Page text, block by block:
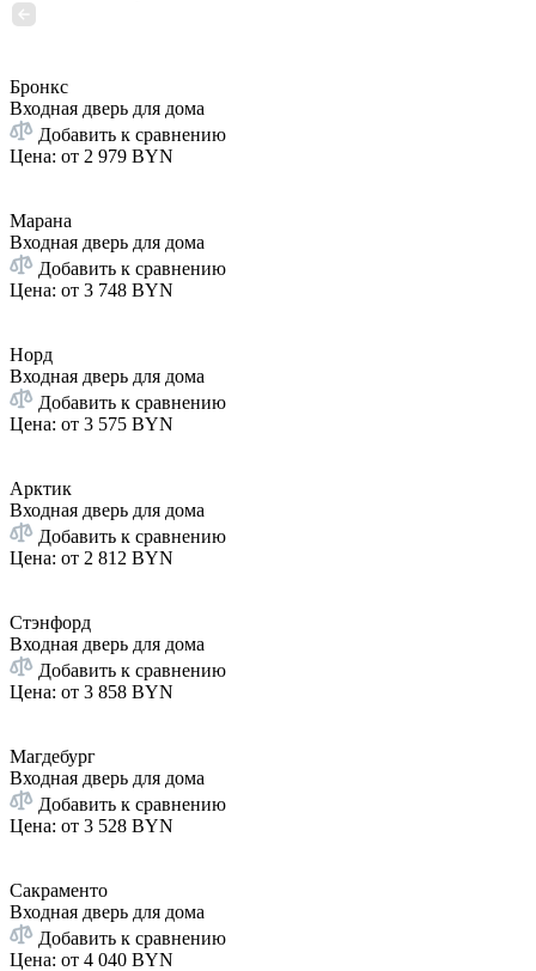
Бронкс
Входная дверь для дома
Добавить к сравнению
Цена: от 2 979 BYN
Марана
Входная дверь для дома
Добавить к сравнению
Цена: от 3 748 BYN
Норд
Входная дверь для дома
Добавить к сравнению
Цена: от 3 575 BYN
Арктик
Входная дверь для дома
Добавить к сравнению
Цена: от 2 812 BYN
Стэнфорд
Входная дверь для дома
Добавить к сравнению
Цена: от 3 858 BYN
Магдебург
Входная дверь для дома
Добавить к сравнению
Цена: от 3 528 BYN
Сакраменто
Входная дверь для дома
Добавить к сравнению
Цена: от 4 040 BYN